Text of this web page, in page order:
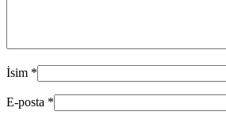
İsim *
E-posta *